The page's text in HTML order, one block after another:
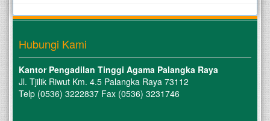
Hubungi Kami
Kantor Pengadilan Tinggi Agama Palangka Raya
Jl. Tjilik Riwut Km. 4.5 Palangka Raya 73112
Telp (0536) 3222837 Fax (0536) 3231746